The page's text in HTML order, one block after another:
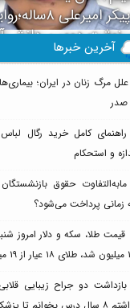
پیکر امیرعلی
دومین دانش
میناب بعد از
آخرین خبرها
علل مرگ زنان در ایران؛
صدر
راهنمای کامل خرید رگال
و استحکام
مابه‌التفاوت حقوق
زمانی پرداخت می‌شود؟
گذشت
بازداشت دو جراح زیبایی